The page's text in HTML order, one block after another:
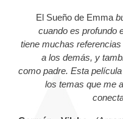
El Sueño de Emma
cuando es profundo
tiene muchas
a los demás, y
como padre. Esta
los temas que me